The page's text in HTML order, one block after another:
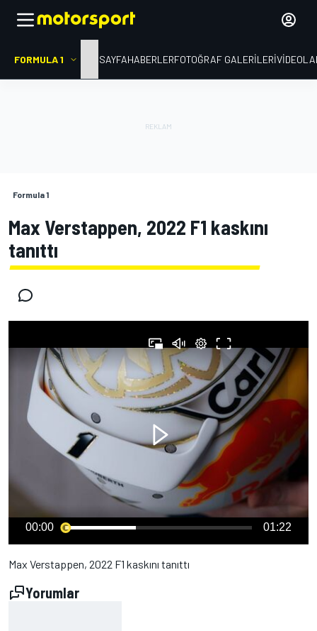
FORMULA 1 ANA SAYFAHABERLERFOTOĞRAF GALERILERI
Formula 1
Max Verstappen, 2022 F1 kaskını
tanıttı
00:00 01:22
Max Verstappen, 2022 F1 kaskını tanıttı
Yorumlar